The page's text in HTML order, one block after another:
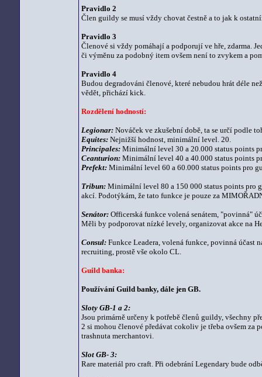
Pravidlo 2
Člen guildy se musí vždy chovat čestně a to jak k
Pravidlo 3
Členové si vždy pomáhají a podporují ve hře, zdarma.
či výměnu za podobný item ovšem není to zvykem a
Pravidlo 4
Budou degradováni členové, které nebudou hrát déle
vědět, přichází kick.
Rozdělení hodností:
Legionar:Nováček ve zkušební době, ta se určí podle
Equites:Nejnižší hodnost, minimální level. 20.
Principales:Minimální level 30 a 20.000 status points
Ceanturion:Minimální level 40 a 40.000 status points
Prefekt:Minimální level 60 a 60.000 status points pro
Tribun:Minimální level 80 a 150 000 status points pro
akcí. Podotýkám, že tato funkce je pouze za
Senátor:Officerská funkce volená senátem, "povinná"
Měli by podporovat nízké levely, organizovat akce na
Consul:Funkce Leadera, volená funkce, povinná účast
recruiting, prostě vše okolo CL.
Guild banka:
Používání Guild banky, dále jen GB.
Sloty GB-1 a 2:
Jsou primárně určeny k potřebě členů guildy, všechny
2 si mohou členové předávat cokoliv je třeba ovšem za
trashnuta merchantovi.
Slot GB- 3:
Rare materiál pro craft. Při odebrání Legendary bude